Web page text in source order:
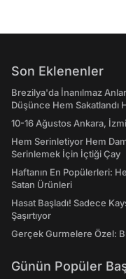
Son Eklenenler
Brezilya'da İnanılmaz
Düşünce Hem Sakatlandı
10-16 Ağustos Ankara,
Hem Serinletiyor Hem
Serinlemek İçin İçtiği Çay
Haftanın En Popülerleri:
Satan Ürünleri
Hasat Başladı! Sadece
Şaşırtıyor
Gerçek Gurmelere Özel:
Günün Popüler